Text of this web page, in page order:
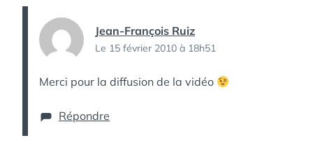
Jean-François Ruiz
Le 15 février 2010 à 18h51
Merci pour la diffusion de la vidéo
Répondre